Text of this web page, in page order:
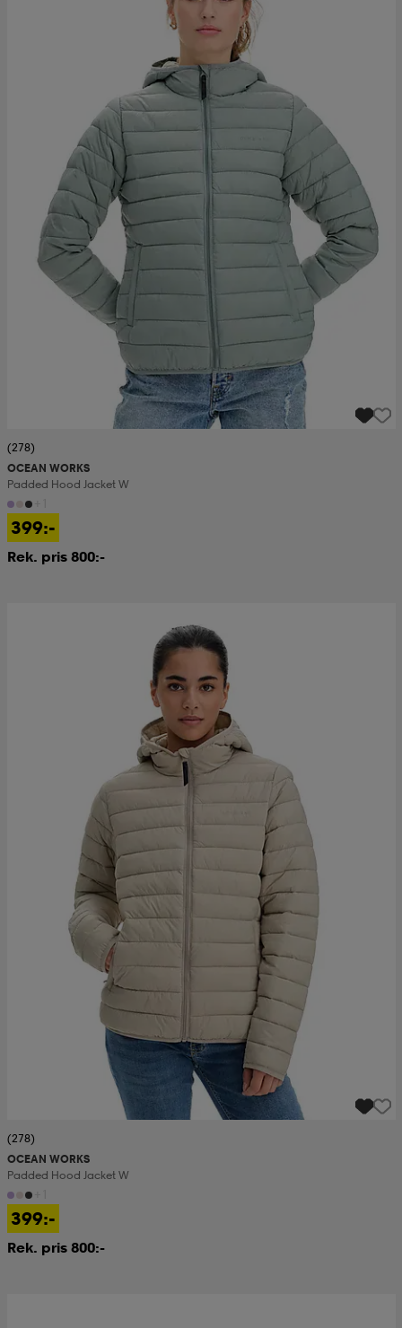
(278)
OCEAN WORKS
Padded Hood Jacket W
399:-
Rek. pris 800:-
(278)
OCEAN WORKS
Padded Hood Jacket W
399:-
Rek. pris 800:-